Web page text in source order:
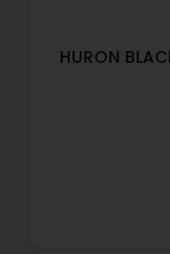
HURON